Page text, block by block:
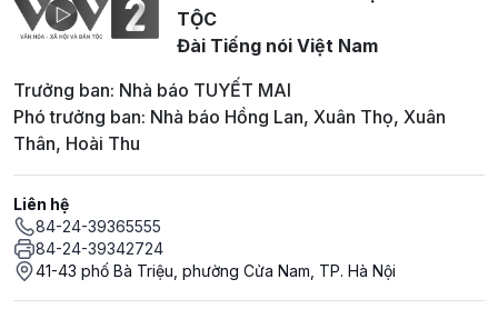
TỘC
Đài Tiếng nói Việt Nam
Trưởng ban: Nhà báo TUYẾT MAI
Phó trưởng ban: Nhà báo Hồng Lan, Xuân Thọ, Xuân
Thân, Hoài Thu
Liên hệ
84-24-39365555
84-24-39342724
41-43 phố Bà Triệu, phường Cửa Nam, TP. Hà Nội